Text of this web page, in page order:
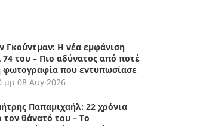
Γκούντμαν: Η νέα εμφάνιση
74 του – Πιο αδύνατος από ποτέ
φωτογραφία που εντυπωσίασε
μμ 08 Αυγ 2026
Παπαμιχαήλ: 22 χρόνια
τον θάνατό του – Το